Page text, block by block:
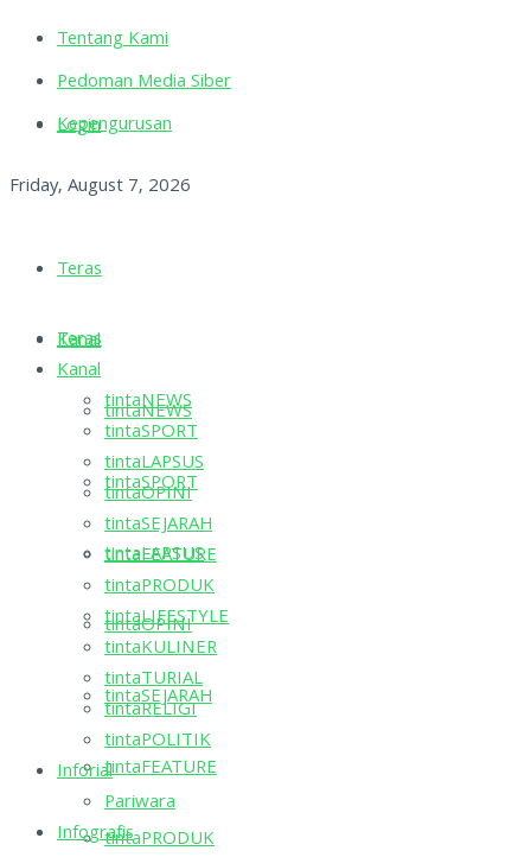
Tentang Kami
Pedoman Media Siber
Kepengurusan
Friday, August 7, 2026
Login
Teras
Kanal
tintaNEWS
tintaSPORT
tintaLAPSUS
tintaOPINI
tintaSEJARAH
tintaFEATURE
tintaPRODUK
Teras
Kanal
tintaNEWS
tintaSPORT
tintaLAPSUS
tintaOPINI
tintaSEJARAH
tintaFEATURE
tintaPRODUK
tintaLIFESTYLE
tintaKULINER
tintaTURIAL
tintaRELIGI
tintaPOLITIK
Inforial
Pariwara
Infografis